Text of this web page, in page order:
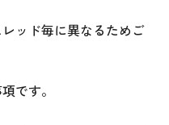
ッド毎に異なるためご
です。